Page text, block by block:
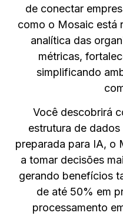
de conectar
como o Mosaic está
analítica das
métricas,
simplificando
Você descobrirá
estrutura de
preparada para IA, o
a tomar decisões
gerando benefícios
de até 50% em
processamento